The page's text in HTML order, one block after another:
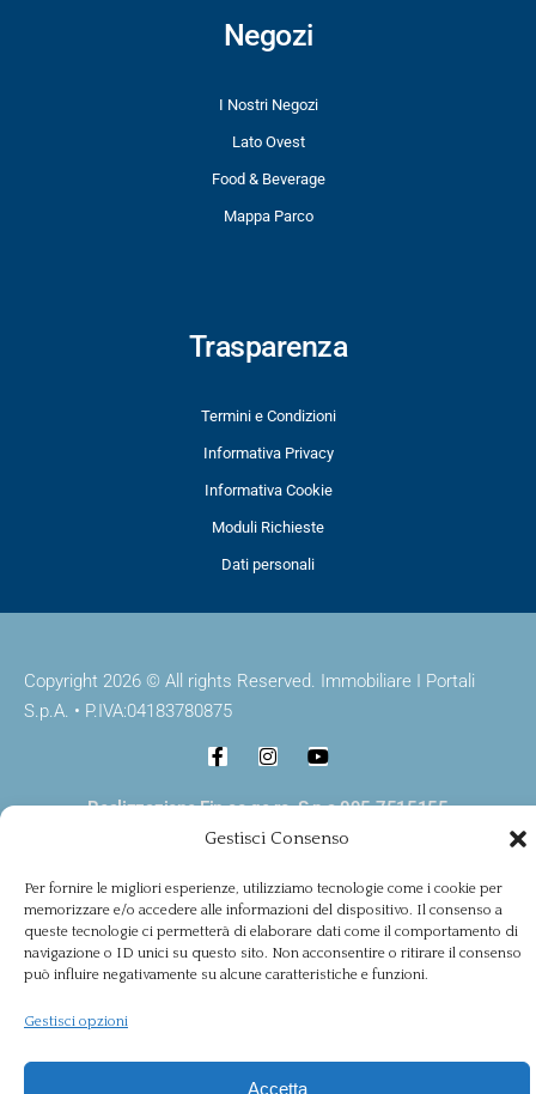
Gestisci Consenso
Per fornire le migliori esperienze, utilizziamo tecnologie come i cookie per
memorizzare e/o accedere alle informazioni del dispositivo. Il consenso a
queste tecnologie ci permetterà di elaborare dati come il comportamento di
navigazione o ID unici su questo sito. Non acconsentire o ritirare il consenso
può influire negativamente su alcune caratteristiche e funzioni.
Gestisci opzioni
Accetta
Negozi
I Nostri Negozi
Lato Ovest
Food & Beverage
Mappa Parco
Trasparenza
Termini e Condizioni
Informativa Privacy
Informativa Cookie
Moduli Richieste
Dati personali
Copyright 2026 © All rights Reserved. Immobiliare I Portali
S.p.A. • P.IVA:04183780875
Realizzazione Fin.co.ge.ro. S.p.a 095 7515155